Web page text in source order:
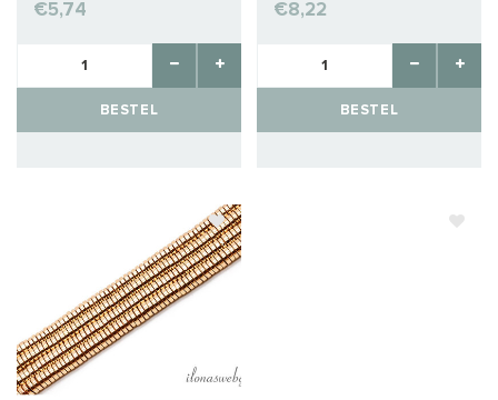
€5,74
BESTEL
€8,22
BESTEL